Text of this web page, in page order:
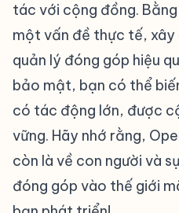
tác với cộng đồng.
một vấn đề thực tế,
quản lý đóng góp hiệu
bảo mật, bạn có thể
có tác động lớn, được
vững. Hãy nhớ rằng,
còn là về con người và
đóng góp vào thế giới